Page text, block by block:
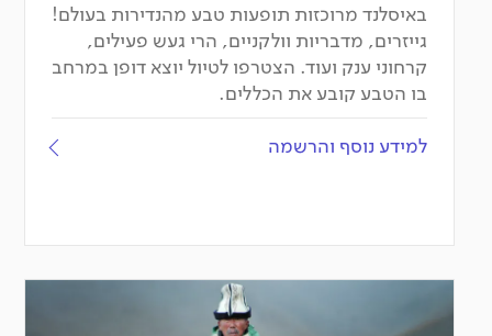
באיסלנד מרוכזות תופעות טבע מהנדירות בעולם!
גייזרים, מדבריות וולקניים, הרי געש פעילים,
קרחוני ענק ועוד. הצטרפו לטיול יוצא דופן במרחב
בו הטבע קובע את הכללים.
למידע נוסף והרשמה